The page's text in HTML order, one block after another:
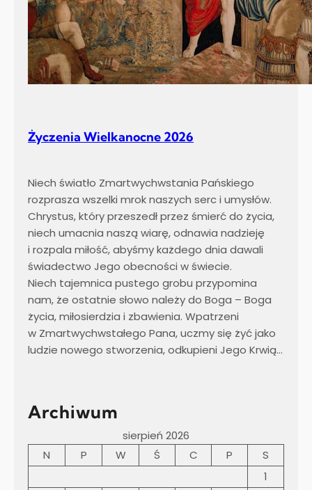
Życzenia Wielkanocne 2026
Niech światło Zmartwychwstania Pańskiego
rozprasza wszelki mrok naszych serc i umysłów.
Chrystus, który przeszedł przez śmierć do życia,
niech umacnia naszą wiarę, odnawia nadzieję
i rozpala miłość, abyśmy każdego dnia dawali
świadectwo Jego obecności w świecie.
Niech tajemnica pustego grobu przypomina
nam, że ostatnie słowo należy do Boga – Boga
życia, miłosierdzia i zbawienia. Wpatrzeni
w Zmartwychwstałego Pana, uczmy się żyć jako
ludzie nowego stworzenia, odkupieni Jego Krwią…
Archiwum
sierpień 2026
N
P W Ś C P
S
1